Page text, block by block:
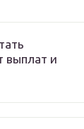
выплат и